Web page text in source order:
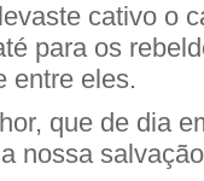
cativo o
para os
entre eles.
que de dia
nossa